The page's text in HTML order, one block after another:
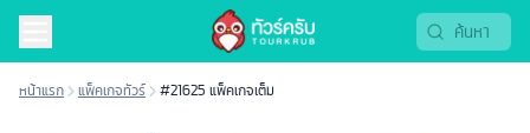
หน้าแรก แพ็คเกจทัวร์ #21625 แพ็คเกจเต็ม